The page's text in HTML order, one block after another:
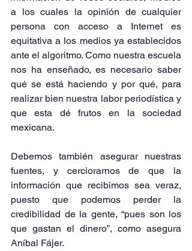
a los cuales la opinión de cualquier
persona con acceso a Internet es
equitativa a los medios ya establecidos
ante el algoritmo. Como nuestra escuela
nos ha enseñado, es necesario saber
qué se está haciendo y por qué, para
realizar bien nuestra labor periodística y
que esta dé frutos en la sociedad
mexicana.
Debemos también asegurar nuestras
fuentes, y cerciorarnos de que la
información que recibimos sea veraz,
puesto que podemos perder la
credibilidad de la gente, “pues son los
que gastan el dinero”, como asegura
Aníbal Fájer.